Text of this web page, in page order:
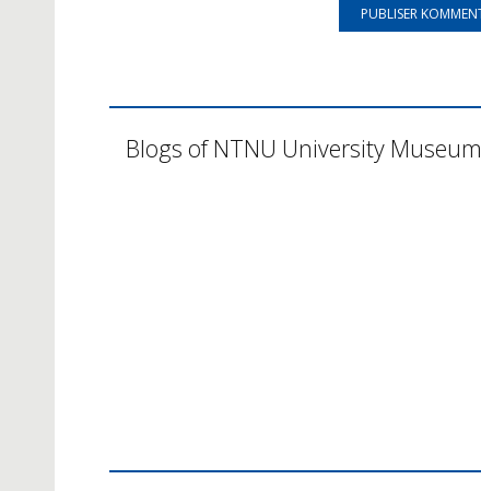
Blogs of NTNU University Museum